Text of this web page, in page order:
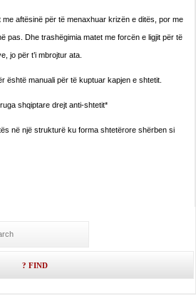
aftësinë për të menaxhuar krizën e ditës, por me
pas. Dhe trashëgimia matet me forcën e ligjit për të
jo për t’i mbrojtur ata.
është manuali për të kuptuar kapjen e shtetit.
shqiptare drejt anti-shtetit*
në një strukturë ku forma shtetërore shërben si